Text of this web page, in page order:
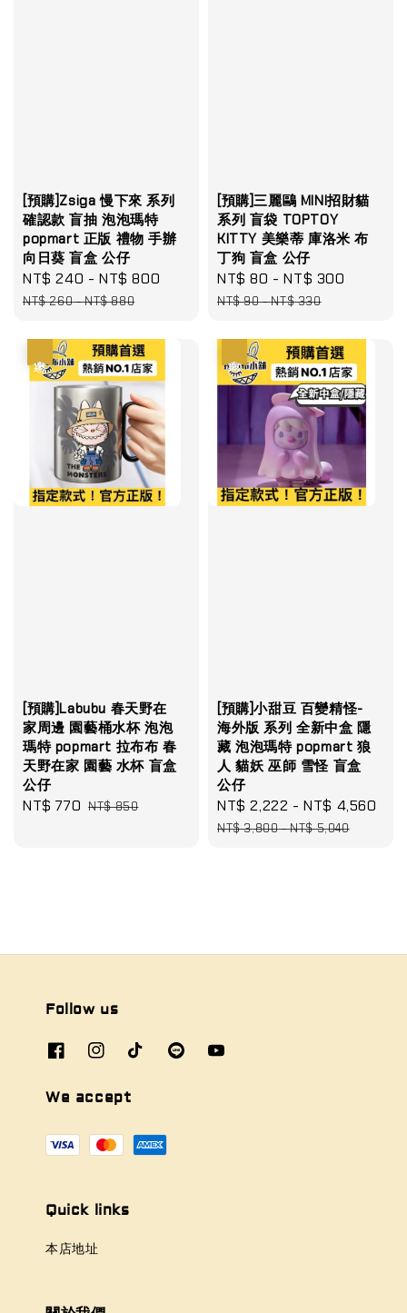
[預購]Zsiga 慢下來 系列
確認款 盲抽 泡泡瑪特
popmart 正版 禮物 手辦
向日葵 盲盒 公仔
Sale
price
NT$ 240 -NT$ 800
Regular
NT$ 260-NT$ 880
[預購]三麗鷗 MINI招財貓
系列 盲袋 TOPTOY
KITTY 美樂蒂 庫洛米 布
丁狗 盲盒 公仔
Sale
price
NT$ 80 -NT$ 300
NT$ 90-NT$ 330
[預購]Labubu 春天野在
家周邊 園藝桶水杯 泡泡
瑪特 popmart 拉布布 春
天野在家 園藝 水杯 盲盒
公仔
Sale
NT$ 770 Regular
NT$ 850
[預購]小甜豆 百變精怪-
海外版 系列 全新中盒 隱
藏 泡泡瑪特 popmart 狼
人 貓妖 巫師 雪怪 盲盒
公仔
Sale
price
NT$ 2,222 -NT$ 4,560
NT$ 3,800-NT$ 5,040
Follow us
We accept
Quick links
本店地址